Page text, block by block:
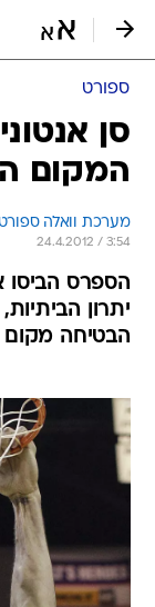
ספורט
סן
המקום
מערכת וואלה
24.4.2012 / 3:54
יתרון
הבטיחה מקום